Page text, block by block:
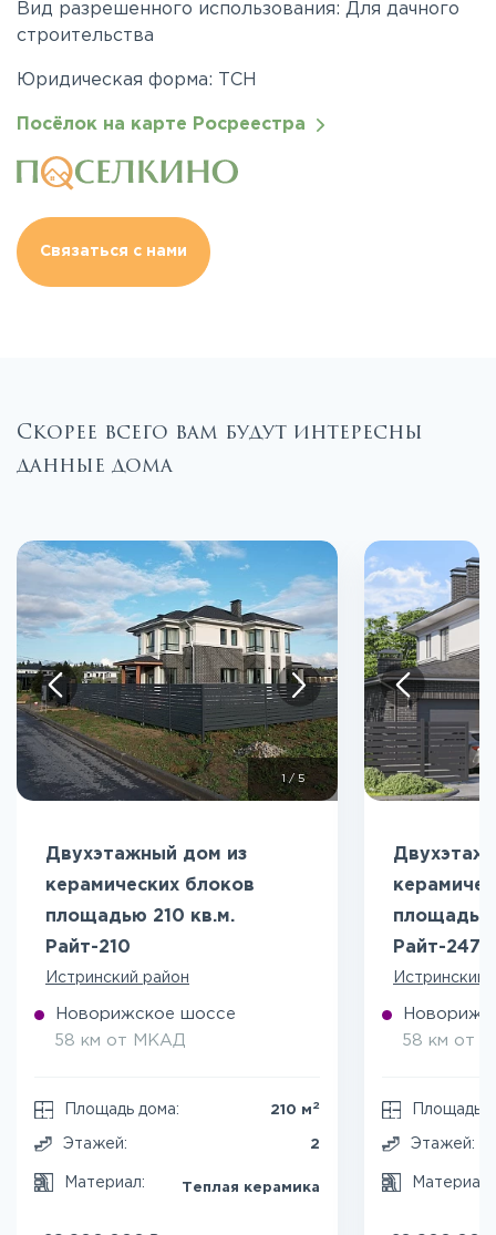
Вид разрешенного использования: Для дачного
строительства
Юридическая форма: ТСН
Посёлок на карте Росреестра
Связаться с нами
Скорее всего вам будут интересны
данные дома
1 / 5
Двухэтажный дом из
керамических блоков
площадью 210 кв.м.
Райт-210
Истринский район
Новорижское шоссе
58 км от МКАД
Площадь дома: 210 м 2
Этажей: 2
Материал: Теплая керамика
площадью
Райт-247
Истринский
58 км от
Площадь
Этажей:
Материал: